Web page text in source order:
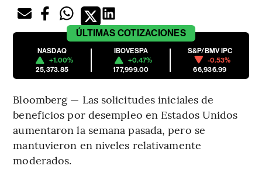
ÚLTIMAS COTIZACIONES
NASDAQ
+1.00%
25,373.85
IBOVESPA
+0.47%
177,999.00
S&P/BMV IPC
-0.53%
66,936.99
Bloomberg — Las solicitudes iniciales de
beneficios por desempleo en Estados Unidos
aumentaron la semana pasada, pero se
mantuvieron en niveles relativamente
moderados.